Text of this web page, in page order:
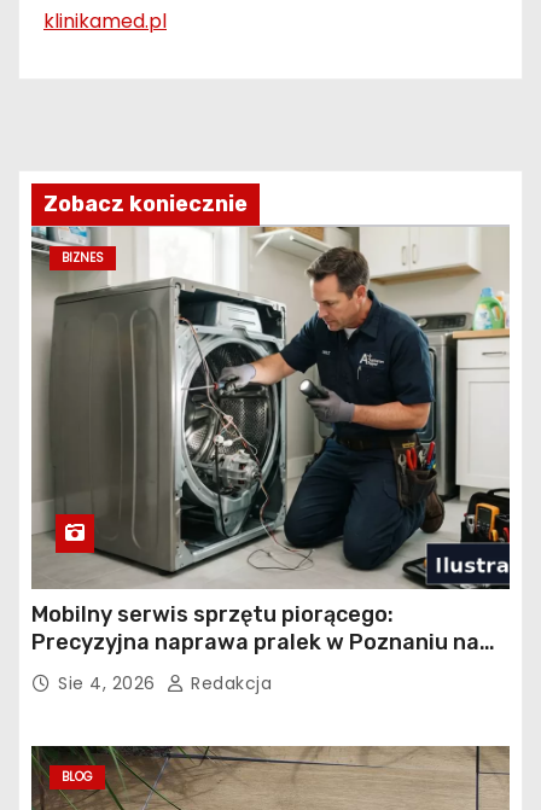
klinikamed.pl
Zobacz koniecznie
BIZNES
Mobilny serwis sprzętu piorącego:
Precyzyjna naprawa pralek w Poznaniu na
Piątkowie
Sie 4, 2026 Redakcja
BLOG